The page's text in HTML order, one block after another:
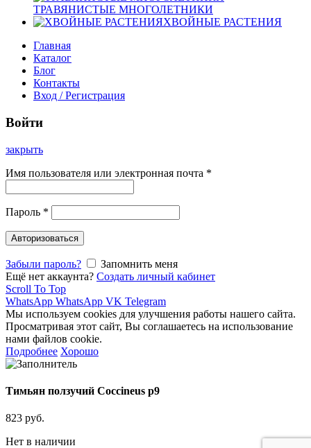
ТРАВЯНИСТЫЕ МНОГОЛЕТНИКИ
ХВОЙНЫЕ РАСТЕНИЯ
Главная
Каталог
Блог
Контакты
Вход / Регистрация
Войти
закрыть
Имя пользователя или электронная почта *
Пароль *
Авторизоваться
Забыли пароль?
Запомнить меня
Ещё нет аккаунта? Создать личный кабинет
Scroll To Top
WhatsApp WhatsApp VK Telegram
Мы используем cookies для улучшения работы нашего сайта.
Просматривая этот сайт, Вы соглашаетесь на использование
нами файлов cookie.
Подробнее Хорошо
Тимьян ползучий Coccineus p9
823 руб.
Нет в наличии